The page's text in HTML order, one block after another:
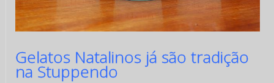
Gelatos Natalinos já são tradição
na Stuppendo